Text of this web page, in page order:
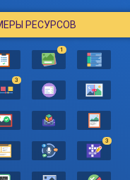
РЕСУРСОВ
1
3
3